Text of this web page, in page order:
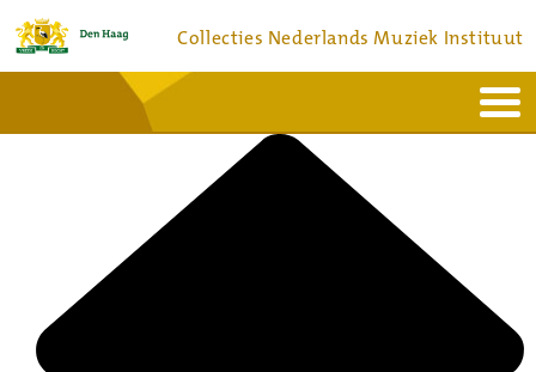
Collecties Nederlands Muziek Instituut
Bronnen en collecties